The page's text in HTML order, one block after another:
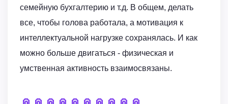
семейную бухгалтерию и т.д. В общем, делать
все, чтобы голова работала, а мотивация к
интеллектуальной нагрузке сохранялась. И как
можно больше двигаться - физическая и
умственная активность взаимосвязаны.